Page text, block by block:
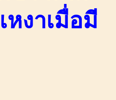
งาเมื่อมี